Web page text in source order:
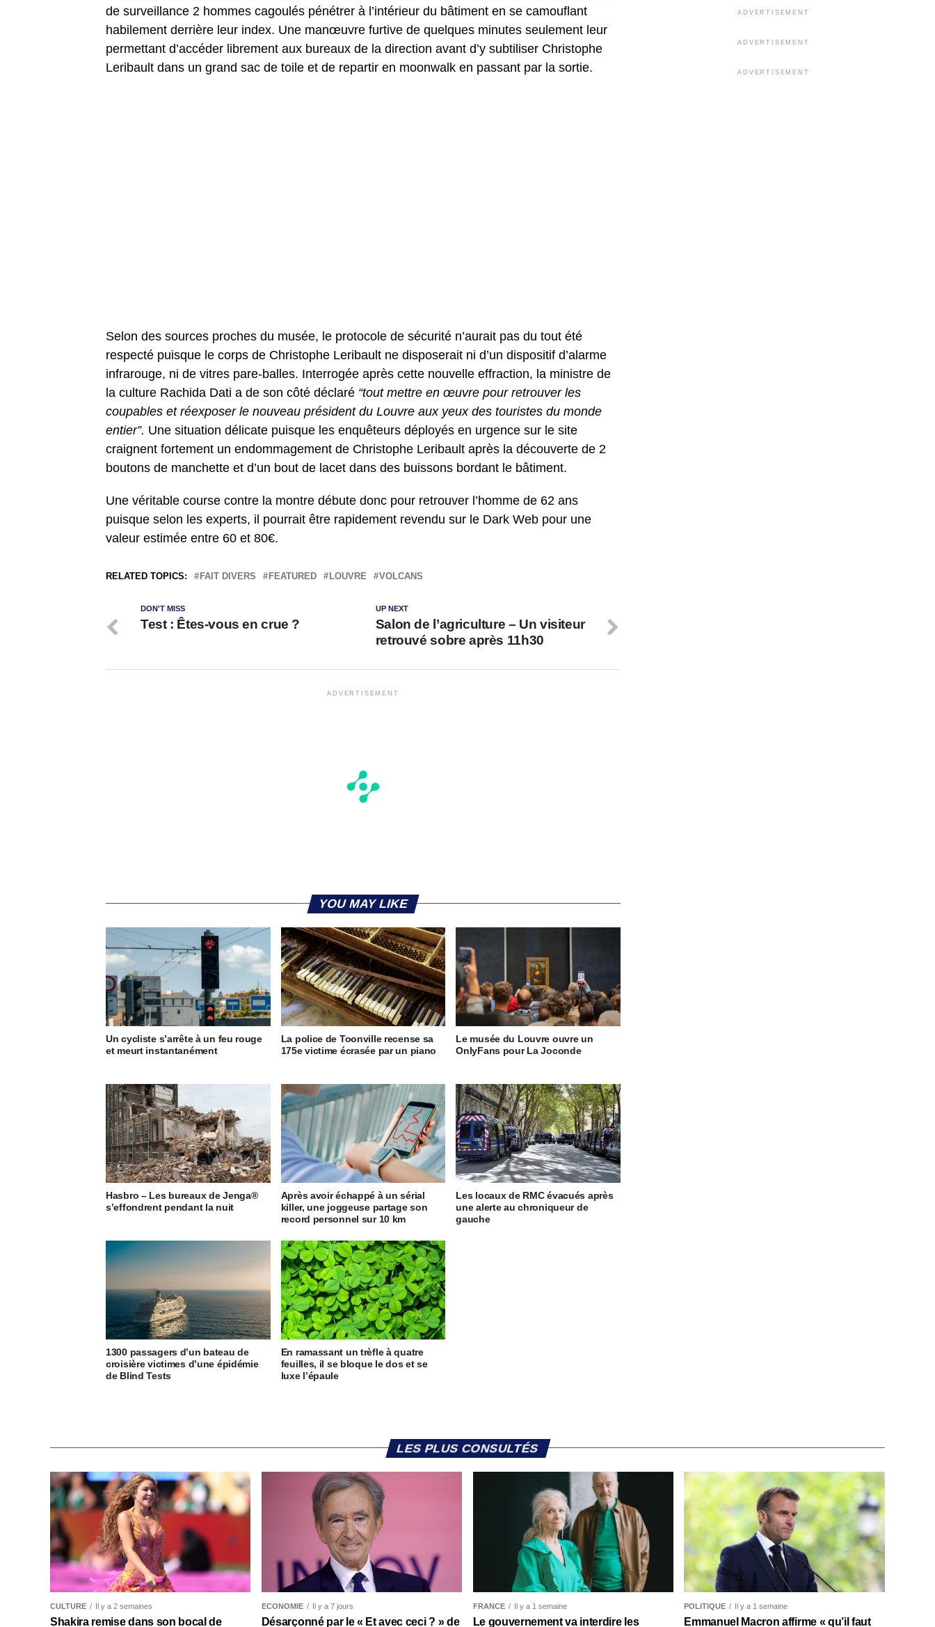
de surveillance 2 hommes cagoulés pénétrer à l’intérieur du bâtiment en se camouflant
habilement derrière leur index. Une manœuvre furtive de quelques minutes seulement leur
permettant d’accéder librement aux bureaux de la direction avant d’y subtiliser Christophe
Leribault dans un grand sac de toile et de repartir en moonwalk en passant par la sortie.
Selon des sources proches du musée, le protocole de sécurité n’aurait pas du tout été
respecté puisque le corps de Christophe Leribault ne disposerait ni d’un dispositif d’alarme
infrarouge, ni de vitres pare-balles. Interrogée après cette nouvelle effraction, la ministre de
la culture Rachida Dati a de son côté déclaré “tout mettre en œuvre pour retrouver les
coupables et réexposer le nouveau président du Louvre aux yeux des touristes du monde
entier”. Une situation délicate puisque les enquêteurs déployés en urgence sur le site
craignent fortement un endommagement de Christophe Leribault après la découverte de 2
boutons de manchette et d’un bout de lacet dans des buissons bordant le bâtiment.
Une véritable course contre la montre débute donc pour retrouver l’homme de 62 ans
puisque selon les experts, il pourrait être rapidement revendu sur le Dark Web pour une
valeur estimée entre 60 et 80€.
RELATED TOPICS: FAIT DIVERS FEATURED LOUVRE VOLCANS
UP NEXT
Salon de l’agriculture – Un visiteur
retrouvé sobre après 11h30
DON'T MISS
Test : Êtes-vous en crue ?
ADVERTISEMENT
YOU MAY LIKE
Un cycliste s’arrête à un feu rouge
et meurt instantanément
La police de Toonville recense sa
175e victime écrasée par un piano
Le musée du Louvre ouvre un
OnlyFans pour La Joconde
Hasbro – Les bureaux de Jenga®
s’effondrent pendant la nuit
Après avoir échappé à un sérial
killer, une joggeuse partage son
record personnel sur 10 km
Les locaux de RMC évacués après
une alerte au chroniqueur de
gauche
1300 passagers d’un bateau de
croisière victimes d’une épidémie
de Blind Tests
En ramassant un trèfle à quatre
feuilles, il se bloque le dos et se
luxe l’épaule
ADVERTISEMENT
ADVERTISEMENT
ADVERTISEMENT
LES PLUS CONSULTÉS
CULTURE Il y a 2 semaines
Shakira remise dans son bocal de
ECONOMIE Il y a 7 jours
Désarçonné par le « Et avec ceci ? » de
FRANCE Il y a 1 semaine
Le gouvernement va interdire les
POLITIQUE Il y a 1 semaine
Emmanuel Macron affirme « qu’il faut